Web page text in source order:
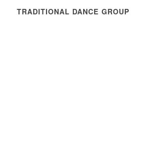
TRADITIONAL DANCE GROUP